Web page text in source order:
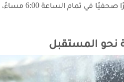
بعد ساعة من إعلان النتائج، تعقد وزارة التربية والتعليم مؤتمرًا صحفيًا في تمام الساعة 6:00 مساءً،